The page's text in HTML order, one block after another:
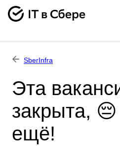
SberInfra
Эта
закрыта,
ещё!